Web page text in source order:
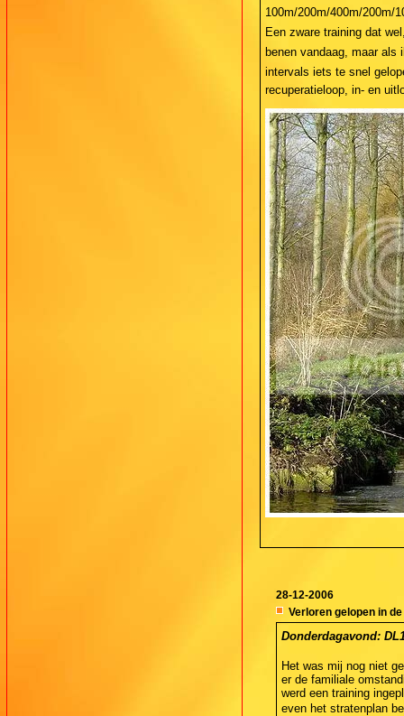
100m/200m/400m/200m/
Een zware training dat
benen vandaag, maar
intervals iets te snel
recuperatieloop, in- en
28-12-2006
Verloren gelopen in
Donderdagavond: DL1
Het was mij nog niet
er de familiale
werd een training
even het stratenplan